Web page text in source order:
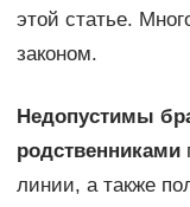
этой статье.
законом.
Недопустимы
родственниками
линии, а также